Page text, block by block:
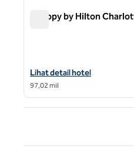
Canopy by Hilton
Lihat detail hotel untuk
Lihat detail hotel
97,02 mil